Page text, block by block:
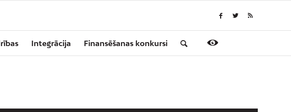
Integrācija Finansēšanas konkursi